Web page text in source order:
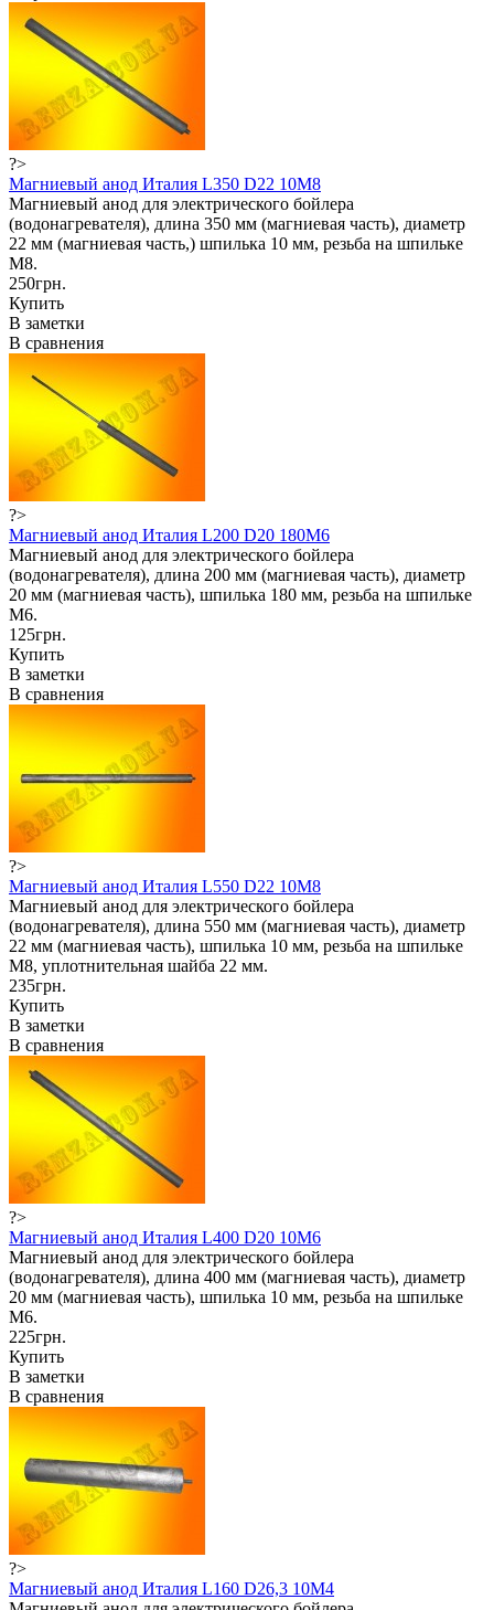
?>
Магниевый анод Италия L350 D22 10M8
Магниевый анод для электрического бойлера
(водонагревателя), длина 350 мм (магниевая часть), диаметр
22 мм (магниевая часть,) шпилька 10 мм, резьба на шпильке
М8.
250грн.
Купить
В заметки
В сравнения
?>
Магниевый анод Италия L200 D20 180M6
Магниевый анод для электрического бойлера
(водонагревателя), длина 200 мм (магниевая часть), диаметр
20 мм (магниевая часть), шпилька 180 мм, резьба на шпильке
М6.
125грн.
Купить
В заметки
В сравнения
?>
Магниевый анод Италия L550 D22 10M8
Магниевый анод для электрического бойлера
(водонагревателя), длина 550 мм (магниевая часть), диаметр
22 мм (магниевая часть), шпилька 10 мм, резьба на шпильке
М8, уплотнительная шайба 22 мм.
235грн.
Купить
В заметки
В сравнения
?>
Магниевый анод Италия L400 D20 10M6
Магниевый анод для электрического бойлера
(водонагревателя), длина 400 мм (магниевая часть), диаметр
20 мм (магниевая часть), шпилька 10 мм, резьба на шпильке
М6.
225грн.
Купить
В заметки
В сравнения
?>
Магниевый анод Италия L160 D26,3 10M4